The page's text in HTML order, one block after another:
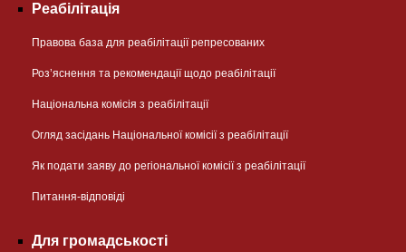
Реабілітація
Правова база для реабілітації репресованих
Розʼяснення та рекомендації щодо реабілітації
Національна комісія з реабілітації
Огляд засідань Національної комісії з реабілітації
Як подати заяву до регіональної комісії з реабілітації
Питання-відповіді
Для громадськості